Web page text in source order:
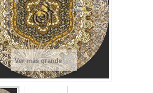
Ver más grande